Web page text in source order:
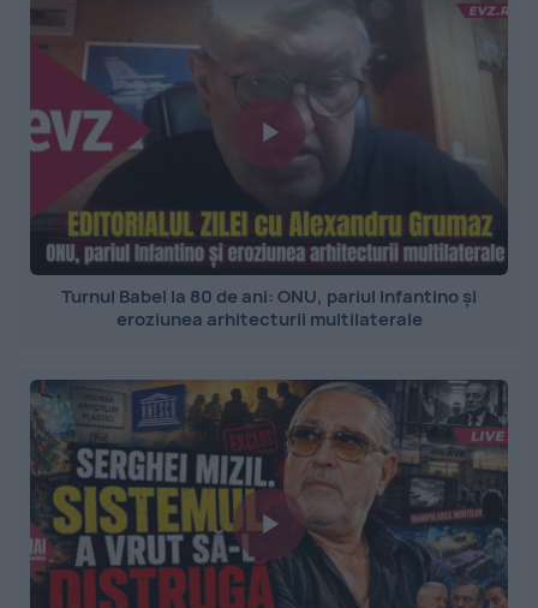
Turnul Babel la 80 de ani: ONU, pariul Infantino și
eroziunea arhitecturii multilaterale